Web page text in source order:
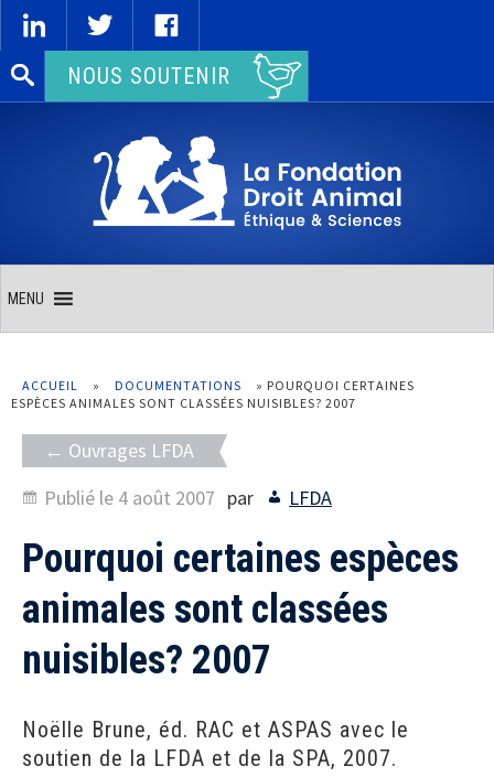
Rechercher :NOUS SOUTENIR
MENU
ACCUEIL » DOCUMENTATIONS » POURQUOI CERTAINES
ESPÈCES ANIMALES SONT CLASSÉES NUISIBLES? 2007
Ouvrages LFDA
Publié le 4 août 2007 par LFDA
Pourquoi certaines espèces
animales sont classées
nuisibles? 2007
Noëlle Brune, éd. RAC et ASPAS avec le
soutien de la LFDA et de la SPA, 2007.